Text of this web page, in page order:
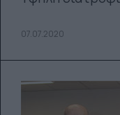
07.07.2020